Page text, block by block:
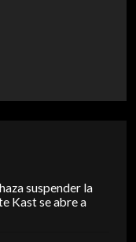
suspender la
Kast se abre a